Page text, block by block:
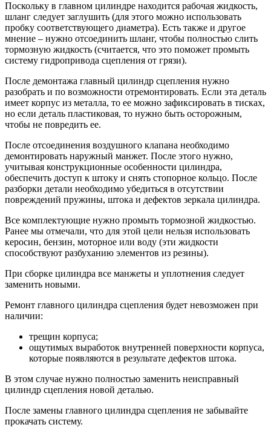
Поскольку в главном цилиндре находится рабочая жидкость,
шланг следует заглушить (для этого можно использовать
пробку соответствующего диаметра). Есть также и другое
мнение – нужно отсоединить шланг, чтобы полностью слить
тормозную жидкость (считается, что это поможет промыть
систему гидропривода сцепления от грязи).
После демонтажа главный цилиндр сцепления нужно
разобрать и по возможности отремонтировать. Если эта деталь
имеет корпус из металла, то ее можно зафиксировать в тисках,
но если деталь пластиковая, то нужно быть осторожным,
чтобы не повредить ее.
После отсоединения воздушного клапана необходимо
демонтировать наружный манжет. После этого нужно,
учитывая конструкционные особенности цилиндра,
обеспечить доступ к штоку и снять стопорное кольцо. После
разборки детали необходимо убедиться в отсутствии
повреждений пружины, штока и дефектов зеркала цилиндра.
Все комплектующие нужно промыть тормозной жидкостью.
Ранее мы отмечали, что для этой цели нельзя использовать
керосин, бензин, моторное или воду (эти жидкости
способствуют разбуханию элементов из резины).
При сборке цилиндра все манжеты и уплотнения следует
заменить новыми.
Ремонт главного цилиндра сцепления будет невозможен при
наличии:
трещин корпуса;
ощутимых выработок внутренней поверхности корпуса,
которые появляются в результате дефектов штока.
В этом случае нужно полностью заменить неисправный
цилиндр сцепления новой деталью.
После замены главного цилиндра сцепления не забывайте
прокачать систему.